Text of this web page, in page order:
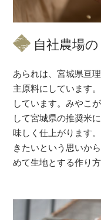
自社農場
あられは、宮城県亘
主原料にしています
しています。みやこ
して宮城県の推奨米
味しく仕上がります
きたいという思いか
めて生地とする作り